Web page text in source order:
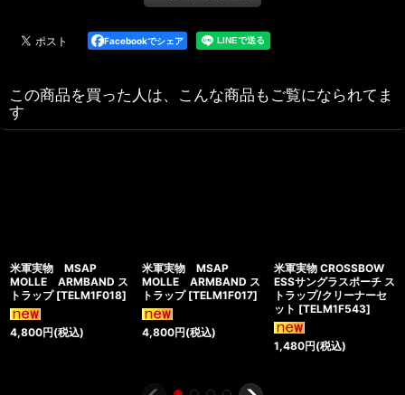
Facebookでシェア
この商品を買った人は、こんな商品もご覧になられてま
す
米軍実物 MSAP
MOLLE ARMBAND ス
トラップ [TELM1F018]
4,800円(税込)
米軍実物 MSAP
MOLLE ARMBAND ス
トラップ [TELM1F017]
4,800円(税込)
米軍実物 CROSSBOW
ESSサングラスポーチ ス
トラップ/クリーナーセ
ット [TELM1F543]
1,480円(税込)